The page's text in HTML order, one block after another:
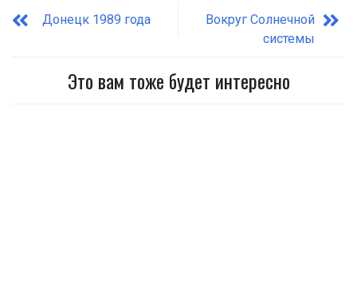
Донецк 1989 года
Вокруг Солнечной
системы
Это вам тоже будет интересно